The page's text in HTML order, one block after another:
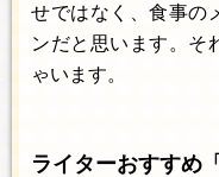
せではなく、食事の
ンだと思います。そ
ゃいます。
ライターおすすめ